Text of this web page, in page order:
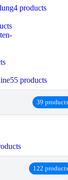
4 products
55 products
39 products
122 products